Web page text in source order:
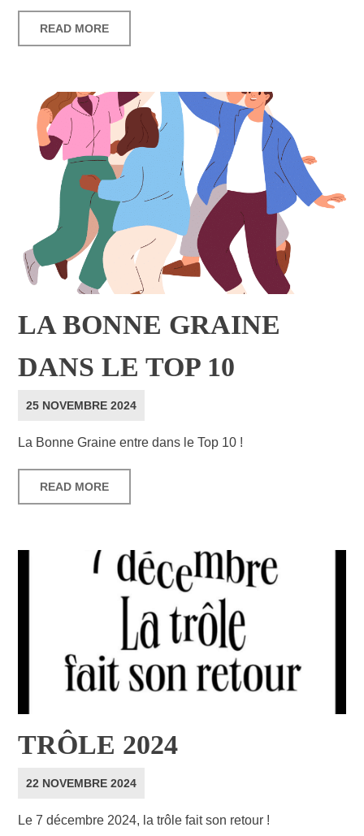
READ MORE
LA BONNE GRAINE
DANS LE TOP 10
25 NOVEMBRE 2024
La Bonne Graine entre dans le Top 10 !
READ MORE
TRÔLE 2024
22 NOVEMBRE 2024
Le 7 décembre 2024, la trôle fait son retour !